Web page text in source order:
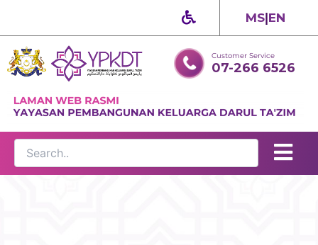
content
MS|EN
Customer Service
07-266 6526